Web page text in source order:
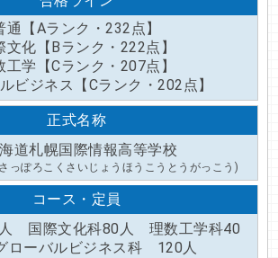
通【Aランク・232点】
文化【Bランク・222点】
工学【Cランク・207点】
ビジネス【Cランク・202点】
正式名称
道札幌国際情報高等学校
っぽろこくさいじょうほうこうとうがっこう)
コース・定員
国際文化科80人 理数工学科40
ーバルビジネス科 120人